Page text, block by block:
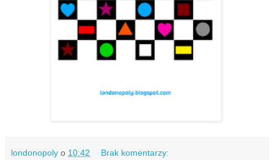
londonopoly o 10:42 Brak komentarzy: